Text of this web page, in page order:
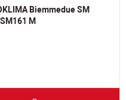
Biemmedue SM
M